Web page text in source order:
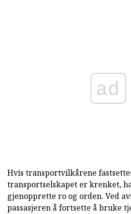
ad
Hvis transportvilkårene
transportselskapet er krenket,
gjenopprette ro og orden. Ved
passasjeren å fortsette å bruke